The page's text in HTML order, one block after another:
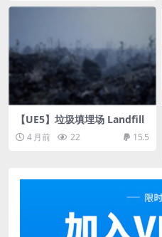
【UE5】垃圾填埋场 Landfill
4 月前 22 15.5